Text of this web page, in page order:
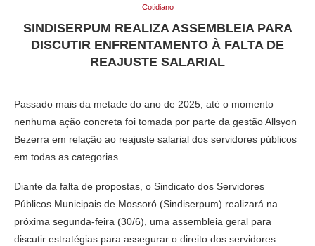
Cotidiano
SINDISERPUM REALIZA ASSEMBLEIA PARA
DISCUTIR ENFRENTAMENTO À FALTA DE
REAJUSTE SALARIAL
Passado mais da metade do ano de 2025, até o momento
nenhuma ação concreta foi tomada por parte da gestão Allsyon
Bezerra em relação ao reajuste salarial dos servidores públicos
em todas as categorias.
Diante da falta de propostas, o Sindicato dos Servidores
Públicos Municipais de Mossoró (Sindiserpum) realizará na
próxima segunda-feira (30/6), uma assembleia geral para
discutir estratégias para assegurar o direito dos servidores.